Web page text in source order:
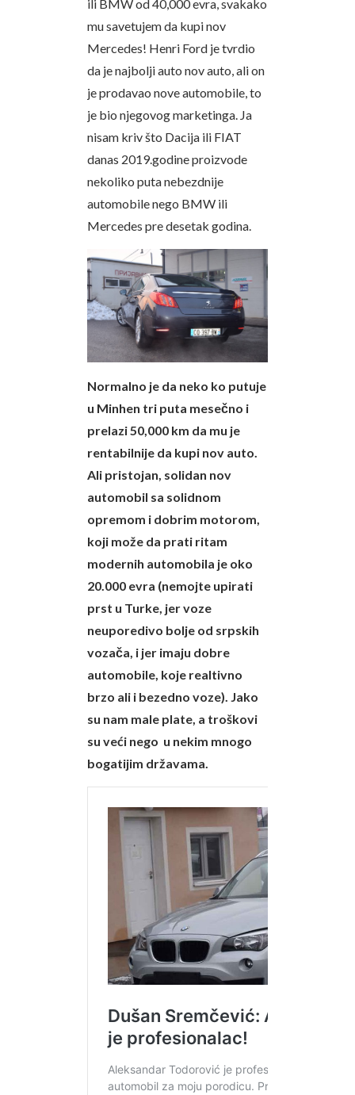
ili BMW od 40,000 evra, svakako
mu savetujem da kupi nov
Mercedes! Henri Ford je tvrdio
da je najbolji auto nov auto, ali on
je prodavao nove automobile, to
je bio njegovog marketinga. Ja
nisam kriv što Dacija ili FIAT
danas 2019.godine proizvode
nekoliko puta nebezdnije
automobile nego BMW ili
Mercedes pre desetak godina.
Normalno je da neko ko putuje
u Minhen tri puta mesečno i
prelazi 50,000 km da mu je
rentabilnije da kupi nov auto.
Ali pristojan, solidan nov
automobil sa solidnom
opremom i dobrim motorom,
koji može da prati ritam
modernih automobila je oko
20.000 evra (nemojte upirati
prst u Turke, jer voze
neuporedivo bolje od srpskih
vozača, i jer imaju dobre
automobile, koje realtivno
brzo ali i bezedno voze). Jako
su nam male plate, a troškovi
su veći nego u nekim mnogo
bogatijim državama.